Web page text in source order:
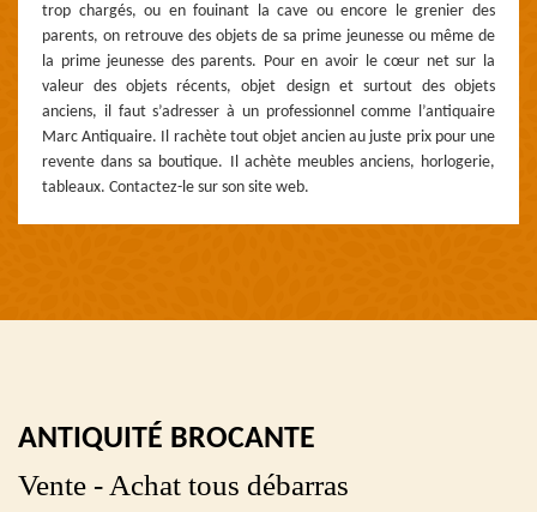
trop chargés, ou en fouinant la cave ou encore le grenier des
parents, on retrouve des objets de sa prime jeunesse ou même de
la prime jeunesse des parents. Pour en avoir le cœur net sur la
valeur des objets récents, objet design et surtout des objets
anciens, il faut s’adresser à un professionnel comme l’antiquaire
Marc Antiquaire. Il rachète tout objet ancien au juste prix pour une
revente dans sa boutique. Il achète meubles anciens, horlogerie,
tableaux. Contactez-le sur son site web.
ANTIQUITÉ BROCANTE
Vente - Achat tous débarras